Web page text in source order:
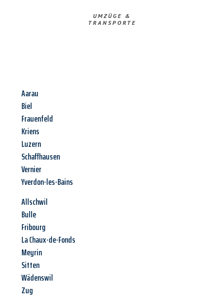
UMZÜGE &
TRANSPORTE
Aarau
Biel
Frauenfeld
Kriens
Luzern
Schaffhausen
Vernier
Yverdon-les-Bains
Allschwil
Bulle
Fribourg
La Chaux-de-Fonds
Meyrin
Sitten
Wädenswil
Zug